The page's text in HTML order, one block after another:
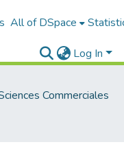
All of DSpace
Log In
Commerciales